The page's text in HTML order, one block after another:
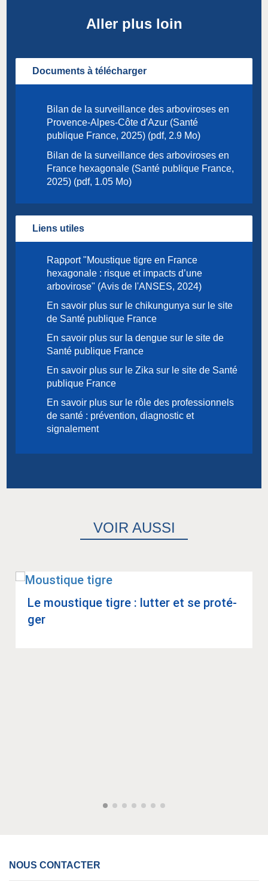
Aller plus loin
Documents à télécharger
Bilan de la surveillance des arboviroses en
Provence-Alpes-Côte d'Azur (Santé
publique France, 2025) (pdf, 2.9 Mo)
Bilan de la surveillance des arboviroses en
France hexagonale (Santé publique France,
2025) (pdf, 1.05 Mo)
Liens utiles
Rapport "Moustique tigre en France
hexagonale : risque et impacts d’une
arbovirose" (Avis de l'ANSES, 2024)
En savoir plus sur le chikungunya sur le site
de Santé publique France
En savoir plus sur la dengue sur le site de
Santé publique France
En savoir plus sur le Zika sur le site de Santé
publique France
En savoir plus sur le rôle des professionnels
de santé : prévention, diagnostic et
signalement
VOIR AUSSI
Le mous­tique tigre : lut­ter et se pro­té­
ger
NOUS CONTACTER